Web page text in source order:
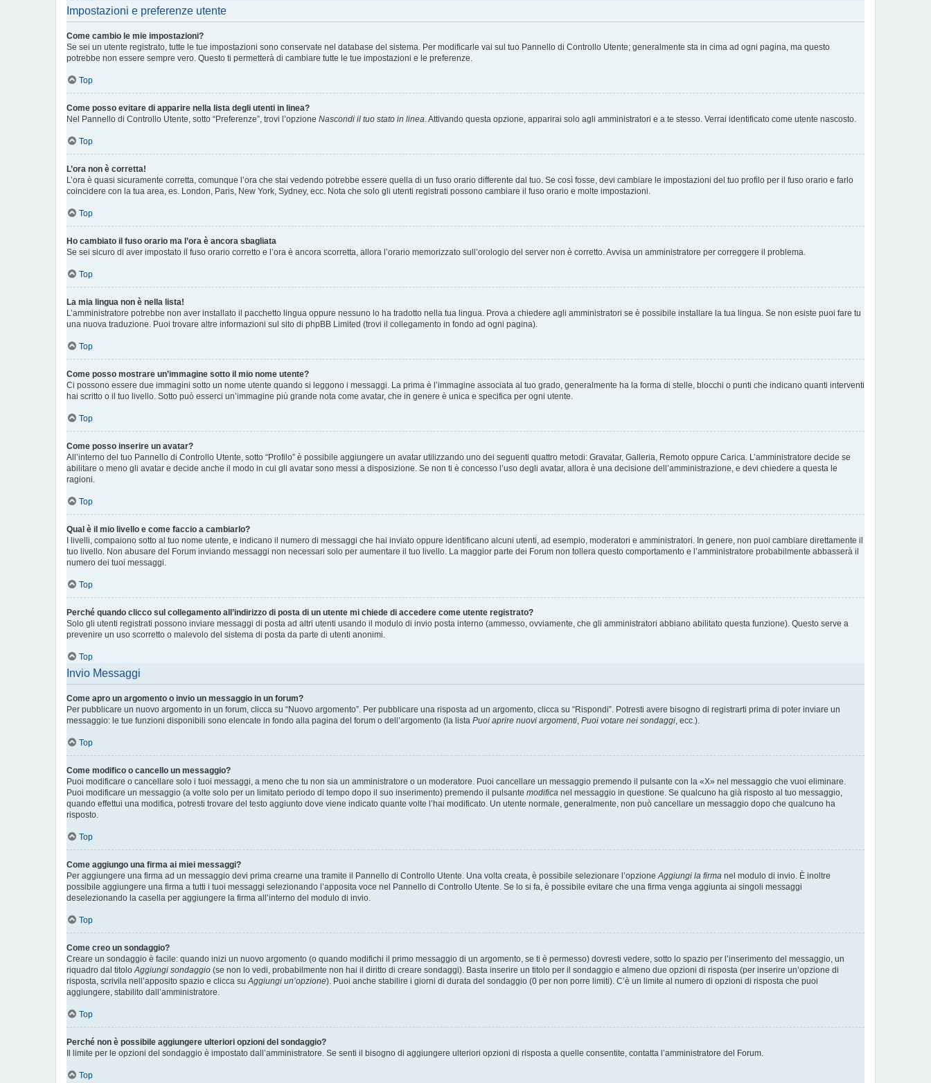
Impostazioni e preferenze utente
Come cambio le mie impostazioni?
Se sei un utente registrato, tutte le tue impostazioni sono conservate nel database del sistema. Per modificarle vai sul tuo Pannello di Controllo Utente; generalmente sta in cima ad ogni pagina, ma questo
potrebbe non essere sempre vero. Questo ti permetterà di cambiare tutte le tue impostazioni e le preferenze.
Top
Come posso evitare di apparire nella lista degli utenti in linea?
Nel Pannello di Controllo Utente, sotto “Preferenze”, trovi l’opzione Nascondi il tuo stato in linea. Attivando questa opzione, apparirai solo agli amministratori e a te stesso. Verrai identificato come utente nascosto.
Top
L’ora non è corretta!
L’ora è quasi sicuramente corretta, comunque l’ora che stai vedendo potrebbe essere quella di un fuso orario differente dal tuo. Se così fosse, devi cambiare le impostazioni del tuo profilo per il fuso orario e farlo
coincidere con la tua area, es. London, Paris, New York, Sydney, ecc. Nota che solo gli utenti registrati possono cambiare il fuso orario e molte impostazioni.
Top
Ho cambiato il fuso orario ma l’ora è ancora sbagliata
Se sei sicuro di aver impostato il fuso orario corretto e l’ora è ancora scorretta, allora l’orario memorizzato sull’orologio del server non è corretto. Avvisa un amministratore per correggere il problema.
Top
La mia lingua non è nella lista!
L’amministratore potrebbe non aver installato il pacchetto lingua oppure nessuno lo ha tradotto nella tua lingua. Prova a chiedere agli amministratori se è possibile installare la tua lingua. Se non esiste puoi fare tu
una nuova traduzione. Puoi trovare altre informazioni sul sito di phpBB Limited (trovi il collegamento in fondo ad ogni pagina).
Top
Come posso mostrare un’immagine sotto il mio nome utente?
Ci possono essere due immagini sotto un nome utente quando si leggono i messaggi. La prima è l’immagine associata al tuo grado, generalmente ha la forma di stelle, blocchi o punti che indicano quanti interventi
hai scritto o il tuo livello. Sotto può esserci un’immagine più grande nota come avatar, che in genere è unica e specifica per ogni utente.
Top
Come posso inserire un avatar?
All’interno del tuo Pannello di Controllo Utente, sotto “Profilo” è possibile aggiungere un avatar utilizzando uno dei seguenti quattro metodi: Gravatar, Galleria, Remoto oppure Carica. L’amministratore decide se
abilitare o meno gli avatar e decide anche il modo in cui gli avatar sono messi a disposizione. Se non ti è concesso l’uso degli avatar, allora è una decisione dell’amministrazione, e devi chiedere a questa le
ragioni.
Top
Qual è il mio livello e come faccio a cambiarlo?
I livelli, compaiono sotto al tuo nome utente, e indicano il numero di messaggi che hai inviato oppure identificano alcuni utenti, ad esempio, moderatori e amministratori. In genere, non puoi cambiare direttamente il
tuo livello. Non abusare del Forum inviando messaggi non necessari solo per aumentare il tuo livello. La maggior parte dei Forum non tollera questo comportamento e l’amministratore probabilmente abbasserà il
numero dei tuoi messaggi.
Top
Perché quando clicco sul collegamento all’indirizzo di posta di un utente mi chiede di accedere come utente registrato?
Solo gli utenti registrati possono inviare messaggi di posta ad altri utenti usando il modulo di invio posta interno (ammesso, ovviamente, che gli amministratori abbiano abilitato questa funzione). Questo serve a
prevenire un uso scorretto o malevolo del sistema di posta da parte di utenti anonimi.
Top
Invio Messaggi
Come apro un argomento o invio un messaggio in un forum?
Per pubblicare un nuovo argomento in un forum, clicca su “Nuovo argomento”. Per pubblicare una risposta ad un argomento, clicca su “Rispondi”. Potresti avere bisogno di registrarti prima di poter inviare un
messaggio: le tue funzioni disponibili sono elencate in fondo alla pagina del forum o dell’argomento (la lista Puoi aprire nuovi argomenti, Puoi votare nei sondaggi, ecc.).
Top
Come modifico o cancello un messaggio?
Puoi modificare o cancellare solo i tuoi messaggi, a meno che tu non sia un amministratore o un moderatore. Puoi cancellare un messaggio premendo il pulsante con la «X» nel messaggio che vuoi eliminare.
Puoi modificare un messaggio (a volte solo per un limitato periodo di tempo dopo il suo inserimento) premendo il pulsante modifica nel messaggio in questione. Se qualcuno ha già risposto al tuo messaggio,
quando effettui una modifica, potresti trovare del testo aggiunto dove viene indicato quante volte l’hai modificato. Un utente normale, generalmente, non può cancellare un messaggio dopo che qualcuno ha
risposto.
Top
Come aggiungo una firma ai miei messaggi?
Per aggiungere una firma ad un messaggio devi prima crearne una tramite il Pannello di Controllo Utente. Una volta creata, è possibile selezionare l’opzioneAggiungi la firma nel modulo di invio. È inoltre
possibile aggiungere una firma a tutti i tuoi messaggi selezionando l’apposita voce nel Pannello di Controllo Utente. Se lo si fa, è possibile evitare che una firma venga aggiunta ai singoli messaggi
deselezionando la casella per aggiungere la firma all’interno del modulo di invio.
Top
Come creo un sondaggio?
Creare un sondaggio è facile: quando inizi un nuovo argomento (o quando modifichi il primo messaggio di un argomento, se ti è permesso) dovresti vedere, sotto lo spazio per l’inserimento del messaggio, un
riquadro dal titoloAggiungi sondaggio (se non lo vedi, probabilmente non hai il diritto di creare sondaggi). Basta inserire un titolo per il sondaggio e almeno due opzioni di risposta (per inserire un’opzione di
risposta, scrivila nell’apposito spazio e clicca suAggiungi un’opzione). Puoi anche stabilire i giorni di durata del sondaggio (0 per non porre limiti). C’è un limite al numero di opzioni di risposta che puoi
aggiungere, stabilito dall’amministratore.
Top
Perché non è possibile aggiungere ulteriori opzioni del sondaggio?
Il limite per le opzioni del sondaggio è impostato dall’amministratore. Se senti il bisogno di aggiungere ulteriori opzioni di risposta a quelle consentite, contatta l’amministratore del Forum.
Top